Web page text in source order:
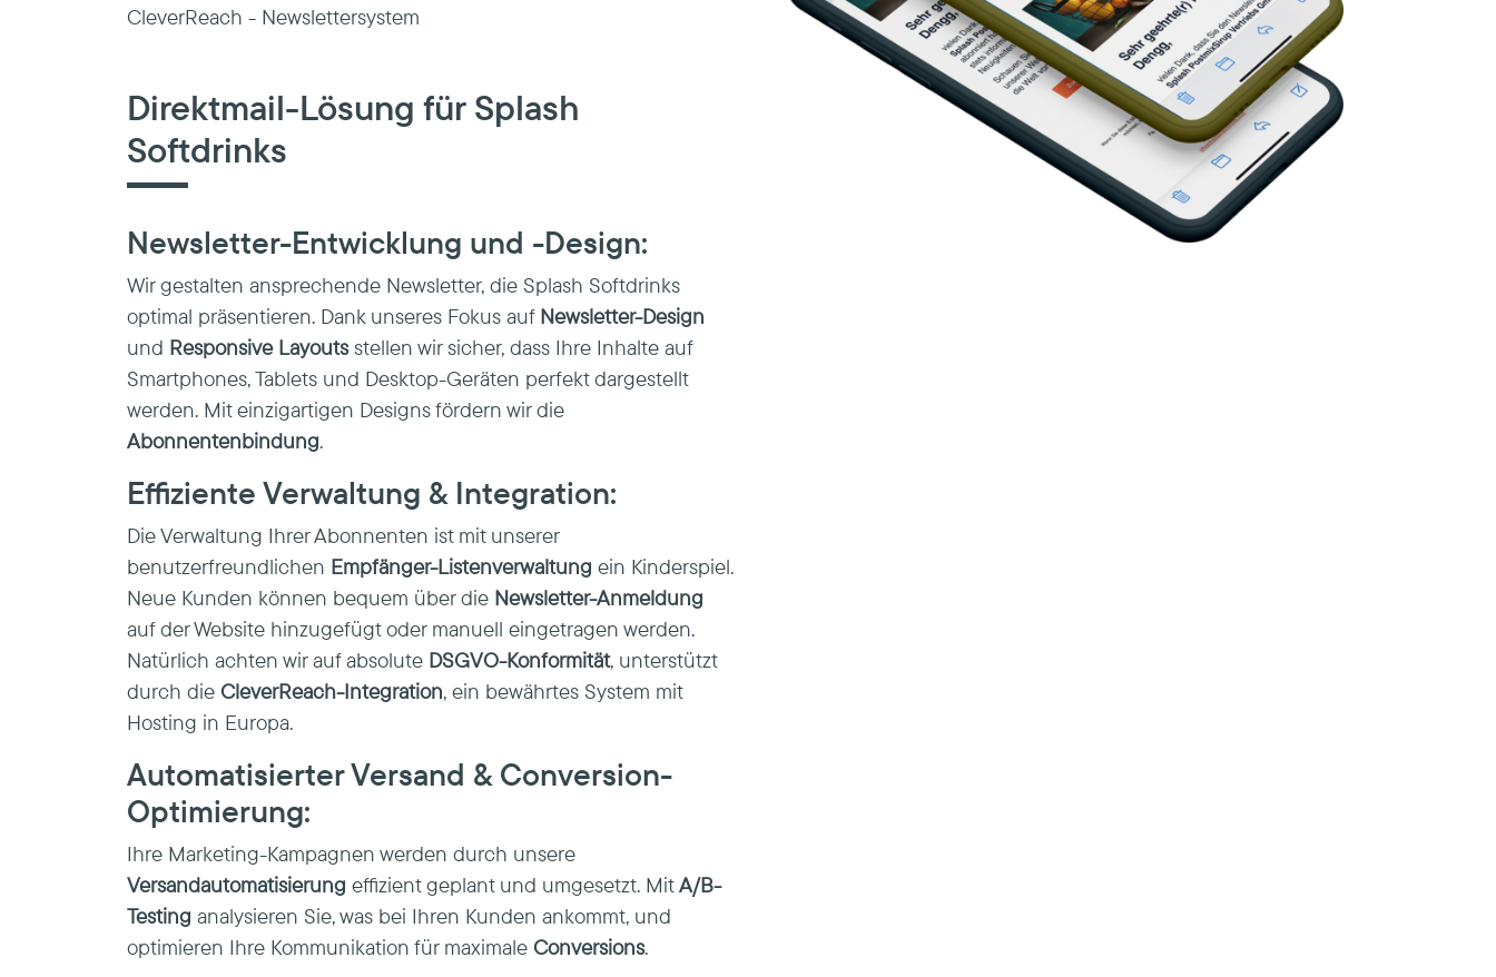
CleverReach - Newslettersystem
Direktmail-Lösung für Splash
Softdrinks
Newsletter-Entwicklung und -Design:
Wir gestalten ansprechende Newsletter, die Splash Softdrinks
optimal präsentieren. Dank unseres Fokus auf Newsletter-Design
und Responsive Layoutsstellen wir sicher, dass Ihre Inhalte auf
Smartphones, Tablets und Desktop-Geräten perfekt dargestellt
werden. Mit einzigartigen Designs fördern wir die
Abonnentenbindung.
Effiziente Verwaltung & Integration:
Die Verwaltung Ihrer Abonnenten ist mit unserer
benutzerfreundlichen Empfänger-Listenverwaltung ein Kinderspiel.
Neue Kunden können bequem über die Newsletter-Anmeldung
auf der Website hinzugefügt oder manuell eingetragen werden.
Natürlich achten wir auf absolute DSGVO-Konformität, unterstützt
durch die CleverReach-Integration, ein bewährtes System mit
Hosting in Europa.
Automatisierter Versand & Conversion-
Optimierung:
Ihre Marketing-Kampagnen werden durch unsere
Versandautomatisierung effizient geplant und umgesetzt. MitA/B-
Testing analysieren Sie, was bei Ihren Kunden ankommt, und
optimieren Ihre Kommunikation für maximale Conversions.